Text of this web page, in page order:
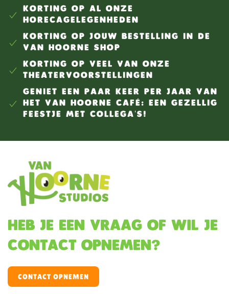
KORTING OP AL ONZE
HORECAGELEGENHEDEN
KORTING OP JOUW BESTELLING IN DE
VAN HOORNE SHOP
KORTING OP VEEL VAN ONZE
THEATERVOORSTELLINGEN
GENIET EEN PAAR KEER PER JAAR VAN
HET VAN HOORNE CAFÉ: EEN GEZELLIG
FEESTJE MET COLLEGA'S!
Heb je een vraag of wil je
contact opnemen?
CONTACT OPNEMEN